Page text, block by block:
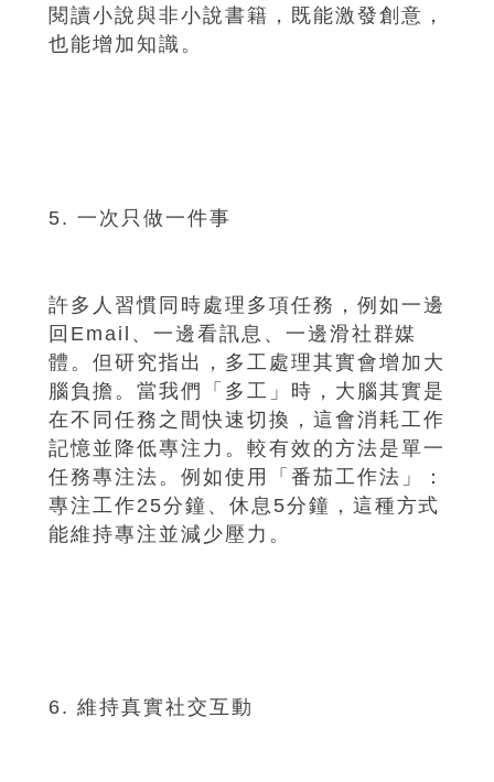
閱讀小說與非小說書籍，既能激發創意，
也能增加知識。
5. 一次只做一件事
許多人習慣同時處理多項任務，例如一邊
回Email、一邊看訊息、一邊滑社群媒
體。但研究指出，多工處理其實會增加大
腦負擔。當我們「多工」時，大腦其實是
在不同任務之間快速切換，這會消耗工作
記憶並降低專注力。較有效的方法是單一
任務專注法。例如使用「番茄工作法」：
專注工作25分鐘、休息5分鐘，這種方式
能維持專注並減少壓力。
6. 維持真實社交互動